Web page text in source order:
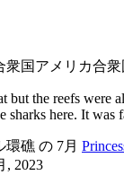
アメリカ合衆
but the reefs were
sharks here. It was
礁 の 7月
, 2023